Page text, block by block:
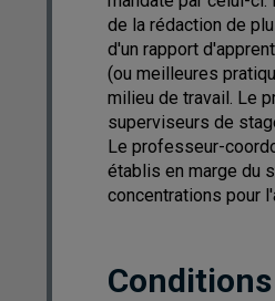
de la rédaction de
d'un rapport
(ou meilleures
milieu de travail. Le
superviseurs de
Le professeur-
établis en marge du
concentrations pour